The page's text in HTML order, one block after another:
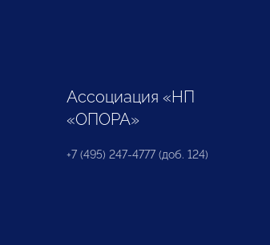
Ассоциация «НП
«ОПОРА»
+7 (495) 247-4777 (доб. 124)